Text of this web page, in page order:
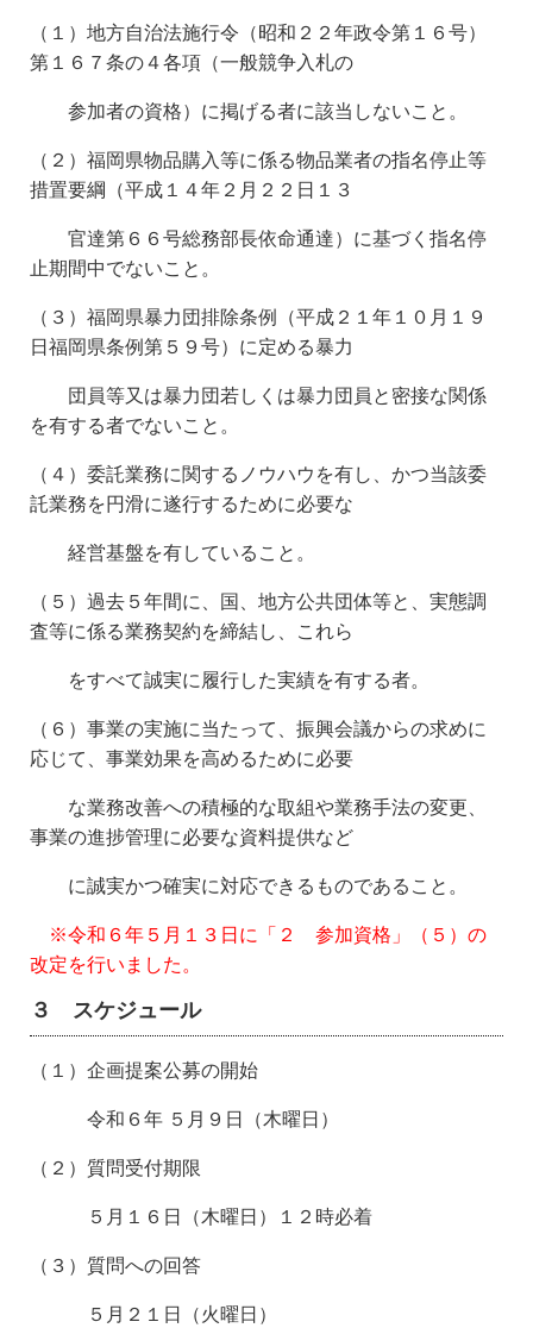
（１）地方自治法施行令（昭和２２年政令第１６号）
第１６７条の４各項（一般競争入札の
参加者の資格）に掲げる者に該当しないこと。
（２）福岡県物品購入等に係る物品業者の指名停止等
措置要綱（平成１４年２月２２日１３
官達第６６号総務部長依命通達）に基づく指名停
止期間中でないこと。
（３）福岡県暴力団排除条例（平成２１年１０月１９
日福岡県条例第５９号）に定める暴力
団員等又は暴力団若しくは暴力団員と密接な関係
を有する者でないこと。
（４）委託業務に関するノウハウを有し、かつ当該委
託業務を円滑に遂行するために必要な
経営基盤を有していること。
（５）過去５年間に、国、地方公共団体等と、実態調
査等に係る業務契約を締結し、これら
をすべて誠実に履行した実績を有する者。
（６）事業の実施に当たって、振興会議からの求めに
応じて、事業効果を高めるために必要
な業務改善への積極的な取組や業務手法の変更、
事業の進捗管理に必要な資料提供など
に誠実かつ確実に対応できるものであること。
※令和６年５月１３日に「２ 参加資格」（５）の
改定を行いました。
３ スケジュール
（１）企画提案公募の開始
令和６年 ５月９日（木曜日）
（２）質問受付期限
５月１６日（木曜日）１２時必着
（３）質問への回答
５月２１日（火曜日）